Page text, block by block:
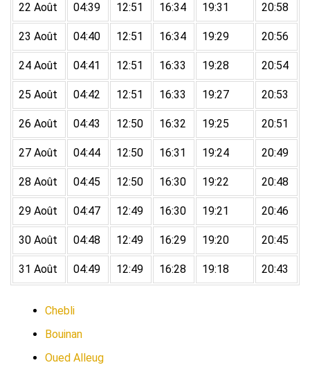
22 Août 04:39 12:51 16:34 19:31 20:58
23 Août 04:40 12:51 16:34 19:29 20:56
24 Août 04:41 12:51 16:33 19:28 20:54
25 Août 04:42 12:51 16:33 19:27 20:53
26 Août 04:43 12:50 16:32 19:25 20:51
27 Août 04:44 12:50 16:31 19:24 20:49
28 Août 04:45 12:50 16:30 19:22 20:48
29 Août 04:47 12:49 16:30 19:21 20:46
30 Août 04:48 12:49 16:29 19:20 20:45
31 Août 04:49 12:49 16:28 19:18 20:43
Chebli
Bouinan
Oued Alleug